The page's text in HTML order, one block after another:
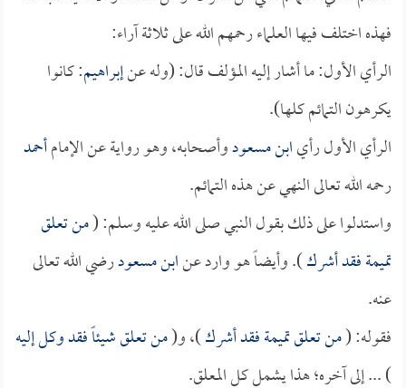
فهذه اختلف فيها العلماء رحمهم الله على ثلاثة آراء:
الرأي الأول: ما أشار إليه المؤلف قال: (وله عنإبراهيم: كانوا
يكرهون التمائم كلها).
الرأي الأول رأيابن مسعودوأصحابه، وهو رواية عن الإمامأحمد
رحمه الله تعالى النهي عن هذه التمائم.
واستدلوا على ذلك بقول النبي صلى الله عليه وسلم: (من تعلق
تميمة فقد أشرك). وأيضاً هو وارد عنابن مسعودرضي الله تعالى
عنه.
فقوله: (من تعلق تميمة فقد أشرك)، و(من تعلق شيئاً فقد وكل إليه
) ... إلى آخره؛ هذا يشمل كل المعلق.